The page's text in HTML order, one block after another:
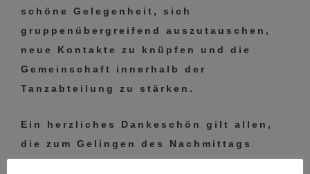
schöne Gelegenheit, sich
gruppenübergreifend auszutauschen,
neue Kontakte zu knüpfen und die
Gemeinschaft innerhalb der
Tanzabteilung zu stärken.
Ein herzliches Dankeschön gilt allen,
die zum Gelingen des Nachmittags
beigetragen haben – insbesondere den